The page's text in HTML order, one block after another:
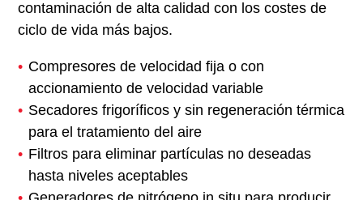
contaminación de alta calidad con los costes de
ciclo de vida más bajos.
Compresores de velocidad fija o con
accionamiento de velocidad variable
Secadores frigoríficos y sin regeneración térmica
para el tratamiento del aire
Filtros para eliminar partículas no deseadas
hasta niveles aceptables